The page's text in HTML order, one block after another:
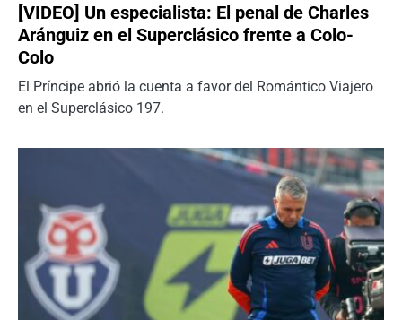
[VIDEO] Un especialista: El penal de Charles
Aránguiz en el Superclásico frente a Colo-
Colo
El Príncipe abrió la cuenta a favor del Romántico Viajero
en el Superclásico 197.